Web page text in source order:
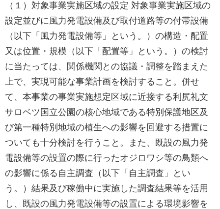
（１）対象事業実施区域の設定 対象事業実施区域の
設定並びに風力発電設備及び取付道路等の付帯設備
（以下「風力発電設備等」という。）の構造・配置
又は位置・規模（以下「配置等」という。）の検討
に当たっては、関係機関との協議・調整を踏まえた
上で、実現可能な事業計画を検討すること。併せ
て、本事業の事業実施想定区域に近接する利尻礼文
サロベツ国立公園の核心地域である特別保護地区及
び第一種特別地域の植生への影響を回避する措置に
ついても十分検討を行うこと。また、既設の風力発
電設備等の設置の際に行ったオジロワシ等の鳥類へ
の影響に係る自主調査（以下「自主調査」とい
う。）結果及び稼働中に実施した調査結果等を活用
し、既設の風力発電設備等の設置による環境影響を